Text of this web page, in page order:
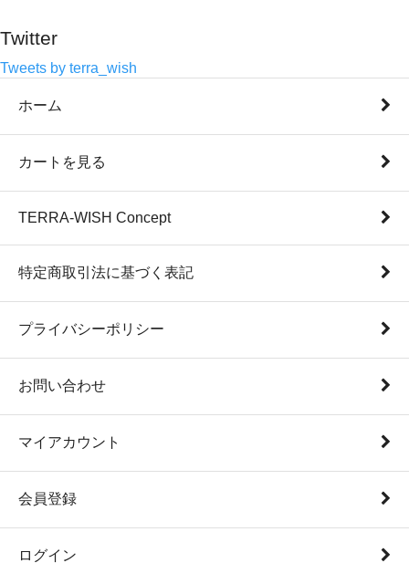
Twitter
Tweets by terra_wish
ホーム
カートを見る
TERRA-WISH Concept
特定商取引法に基づく表記
プライバシーポリシー
お問い合わせ
マイアカウント
会員登録
ログイン